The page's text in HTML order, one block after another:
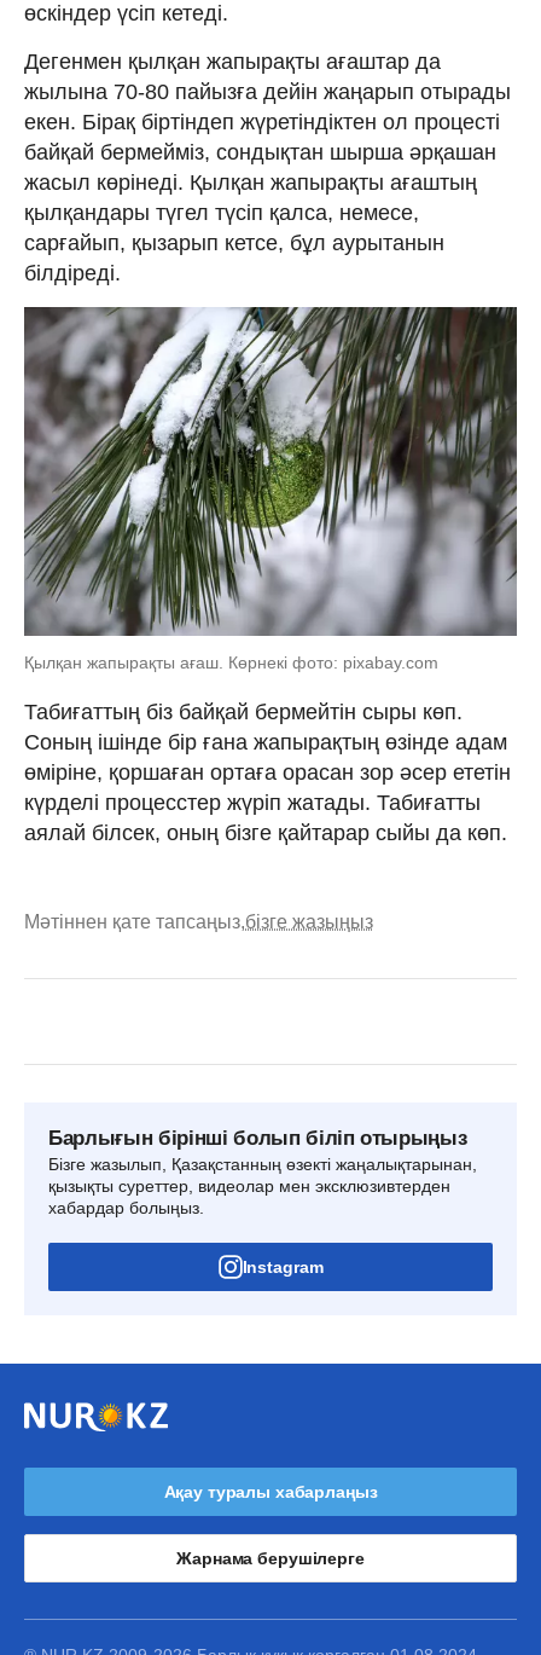
өскіндер үсіп кетеді.
Дегенмен қылқан жапырақты ағаштар да
жылына 70-80 пайызға дейін жаңарып отырады
екен. Бірақ біртіндеп жүретіндіктен ол процесті
байқай бермейміз, сондықтан шырша әрқашан
жасыл көрінеді. Қылқан жапырақты ағаштың
қылқандары түгел түсіп қалса, немесе,
сарғайып, қызарып кетсе, бұл аурытанын
білдіреді.
Қылқан жапырақты ағаш. Көрнекі фото: pixabay.com
Табиғаттың біз байқай бермейтін сыры көп.
Соның ішінде бір ғана жапырақтың өзінде адам
өміріне, қоршаған ортаға орасан зор әсер ететін
күрделі процесстер жүріп жатады. Табиғатты
аялай білсек, оның бізге қайтарар сыйы да көп.
Мәтіннен қате тапсаңыз,бізге жазыңыз
Барлығын бірінші болып біліп отырыңыз
Бізге жазылып, Қазақстанның өзекті жаңалықтарынан,
қызықты суреттер, видеолар мен эксклюзивтерден
хабардар болыңыз.
Instagram
Ақау туралы хабарлаңыз
Жарнама берушілерге